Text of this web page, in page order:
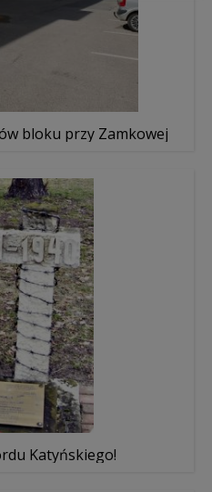
bloku przy Zamkowej
Katyńskiego!